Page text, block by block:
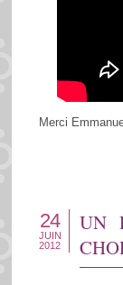
Merci
UN
24
JUIN
2012